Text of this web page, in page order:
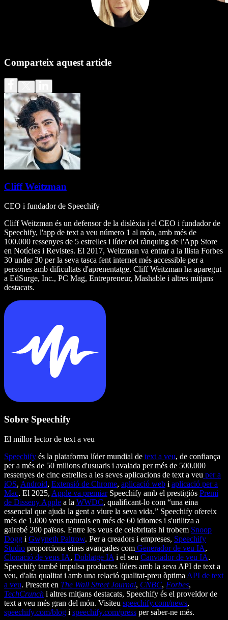
Comparteix aquest article
Cliff Weitzman
CEO i fundador de Speechify
Cliff Weitzman és un defensor de la dislèxia i el CEO i fundador de
Speechify, l'app de text a veu número 1 al món, amb més de
100.000 ressenyes de 5 estrelles i líder del rànquing de l'App Store
en Notícies i Revistes. El 2017, Weitzman va entrar a la llista Forbes
30 under 30 per la seva tasca fent internet més accessible per a
persones amb dificultats d'aprenentatge. Cliff Weitzman ha aparegut
a EdSurge, Inc., PC Mag, Entrepreneur, Mashable i altres mitjans
destacats.
Sobre Speechify
El millor lector de text a veu
Speechify és la plataforma líder mundial de text a veu, de confiança
per a més de 50 milions d'usuaris i avalada per més de 500.000
ressenyes de cinc estrelles a les seves aplicacions de text a veu per a
iOS, Android, Extensió de Chrome, aplicació web i aplicació per a
Mac. El 2025, Apple va premiarSpeechify amb el prestigiós Premi
de Disseny Apple a la WWDC, qualificant-lo com “una eina
essencial que ajuda la gent a viure la seva vida.” Speechify ofereix
més de 1.000 veus naturals en més de 60 idiomes i s'utilitza a
gairebé 200 països. Entre les veus de celebritats hi trobem Snoop
Dogg i Gwyneth Paltrow. Per a creadors i empreses, Speechify
Studio proporciona eines avançades com Generador de veu IA,
Clonació de veus IA, Doblatge IA i el seu Canviador de veu IA.
Speechify també impulsa productes líders amb la seva API de text a
veu, d'alta qualitat i amb una relació qualitat-preu òptima API de text
a veu. Present en The Wall Street Journal, CNBC, Forbes,
TechCrunch i altres mitjans destacats, Speechify és el proveïdor de
text a veu més gran del món. Visiteu speechify.com/news,
speechify.com/blog i speechify.com/press per saber-ne més.